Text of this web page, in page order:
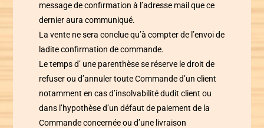
message de confirmation à l’adresse mail que ce
dernier aura communiqué.
La vente ne sera conclue qu’à compter de l’envoi de
ladite confirmation de commande.
Le temps d’ une parenthèsese réserve le droit de
refuser ou d’annuler toute Commande d’un client
notamment en cas d’insolvabilité dudit client ou
dans l’hypothèse d’un défaut de paiement de la
Commande concernée ou d’une livraison